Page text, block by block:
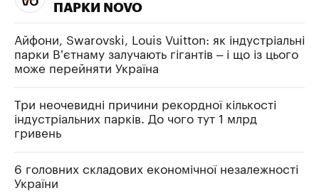
ПАРКИ NOVO
Айфони, Swarovski, Louis Vuitton: як індустріальні
парки В’єтнаму залучають гігантів – і що із цього
може перейняти Україна
Три неочевидні причини рекордної кількості
індустріальних парків. До чого тут 1 млрд
гривень
6 головних складових економічної незалежності
України